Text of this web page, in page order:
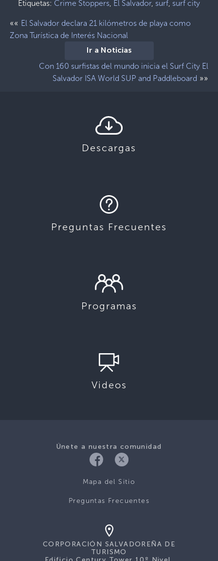
Etiquetas: Crime Stoppers, El Salvador, surf, surf city
«« El Salvador declara 21 kilómetros de playa como
Zona Turística de Interés Nacional
Ir a Noticias
Con 160 surfistas del mundo inicia el Surf City El
Salvador ISA World SUP and Paddleboard »»
Descargas
Preguntas Frecuentes
Programas
Videos
Únete a nuestra comunidad
Mapa del Sitio
Preguntas Frecuentes
CORPORACIÓN SALVADOREÑA DE
TURISMO